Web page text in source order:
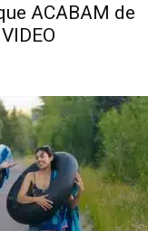
ACABAM de